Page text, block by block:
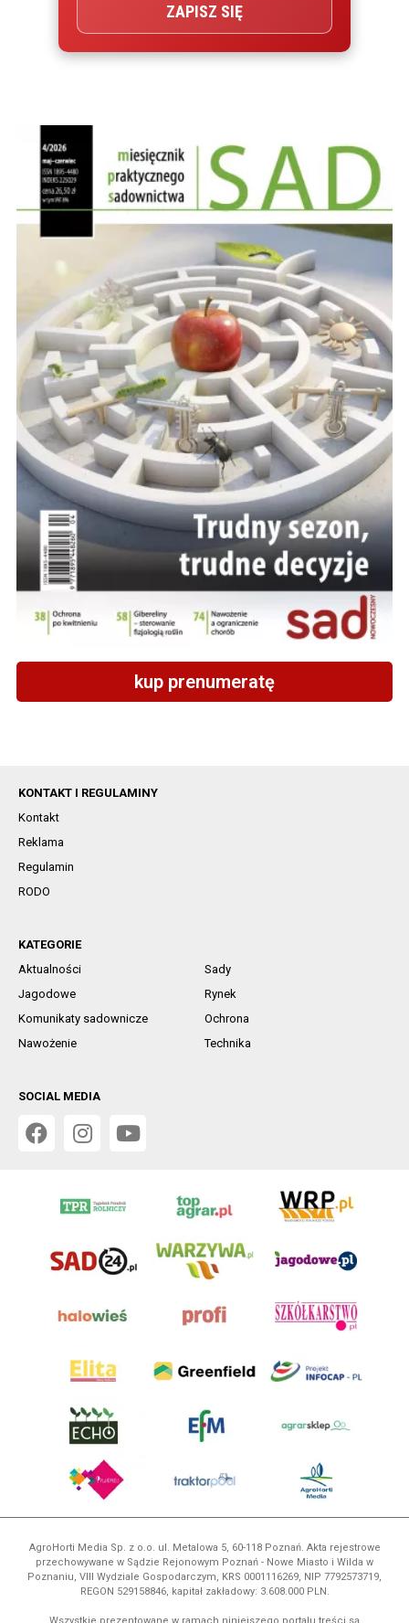
ZAPISZ SIĘ
kup prenumeratę
KONTAKT I REGULAMINY
Kontakt
Reklama
Regulamin
RODO
KATEGORIE
Aktualności
Sady
Jagodowe
Rynek
Komunikaty sadownicze
Ochrona
Nawożenie
Technika
SOCIAL MEDIA
AgroHorti Media Sp. z o.o. ul. Metalowa 5, 60-118 Poznań. Akta rejestrowe
przechowywane w Sądzie Rejonowym Poznań - Nowe Miasto i Wilda w
Poznaniu, VIII Wydziale Gospodarczym, KRS 0001116269, NIP 7792573719,
REGON 529158846, kapitał zakładowy: 3.608.000 PLN.